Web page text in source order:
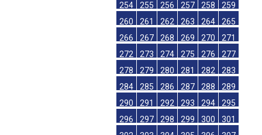
254
255 256 257 258
259
260
261 262 263 264
265
266
267 268 269 270
271
272
273 274 275 276
277
278
279 280 281 282
283
284
285 286 287 288
289
290
291 292 293 294
295
296
297 298 299 300
301